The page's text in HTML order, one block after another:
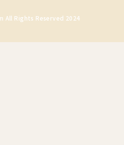
All Rights Reserved 2024